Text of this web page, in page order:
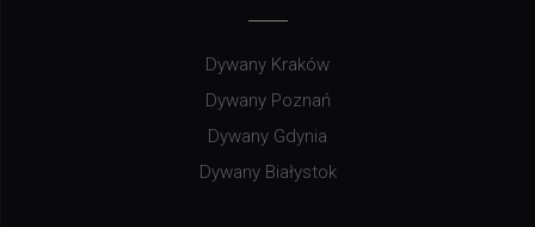
Dywany Kraków
Dywany Poznań
Dywany Gdynia
Dywany Białystok